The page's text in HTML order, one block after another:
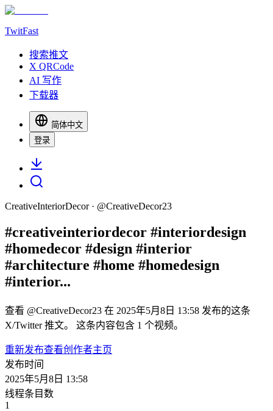
TwitFast
搜索推文
X QRCode
AI 写作
下载器
简体中文
登录
CreativeInteriorDecor· @CreativeDecor23
#creativeinteriordecor #interiordesign
#homedecor #design #interior
#architecture #home #homedesign
#interior...
查看 @CreativeDecor23 在 2025年5月8日 13:58 发布的这条
X/Twitter 推文。 这条内容包含 1 个视频。
重新发布查看创作者主页
发布时间
2025年5月8日 13:58
线程条目数
1